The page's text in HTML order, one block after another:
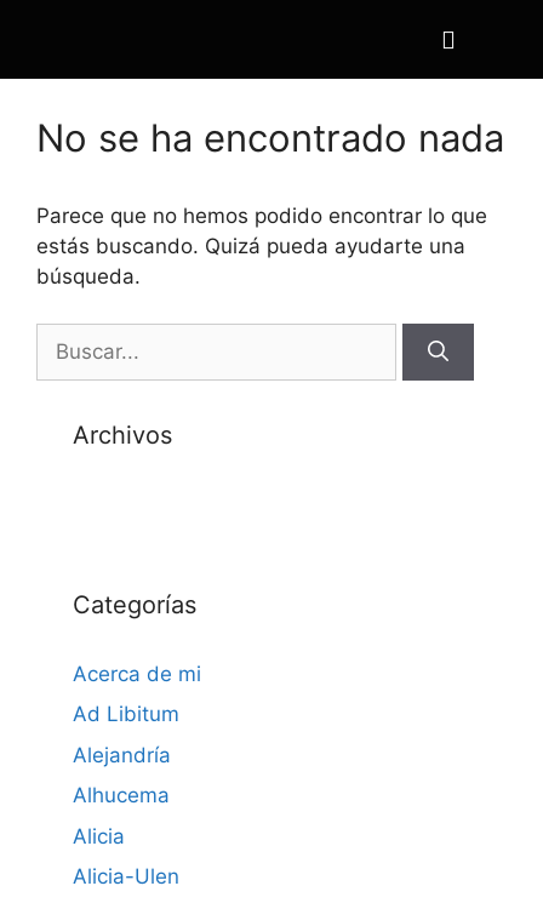
No se ha encontrado nada
Parece que no hemos podido encontrar lo que
estás buscando. Quizá pueda ayudarte una
búsqueda.
Archivos
Categorías
Acerca de mi
Ad Libitum
Alejandría
Alhucema
Alicia
Alicia-Ulen